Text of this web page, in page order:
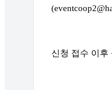
신청 접수 이후